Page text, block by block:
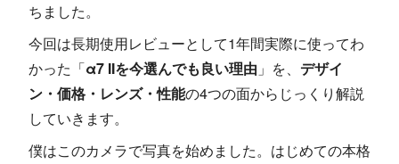
ちました。
今回は長期使用レビューとして1年間実際に使ってわ
かった「α7 IIを今選んでも良い理由 」を、 デザイ
ン・価格・レンズ・性能の4つの面からじっくり解説
していきます。
僕はこのカメラで写真を始めました。はじめての本格